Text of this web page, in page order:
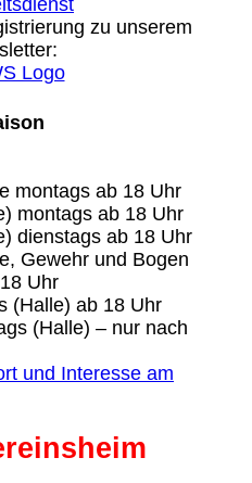
zu unserem
montags ab 18 Uhr
montags ab 18 Uhr
dienstags ab 18 Uhr
Gewehr und Bogen
Uhr
(Halle) ab 18 Uhr
(Halle) – nur nach
und Interesse am